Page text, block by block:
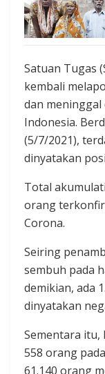
Satuan Tugas
kembali
dan
Indonesia.
(5/7/2021),
dinyatakan
Total
orang
Corona.
Seiring
sembuh pada
demikian, ada
dinyatakan
Sementara itu,
558 orang
61.140 orang